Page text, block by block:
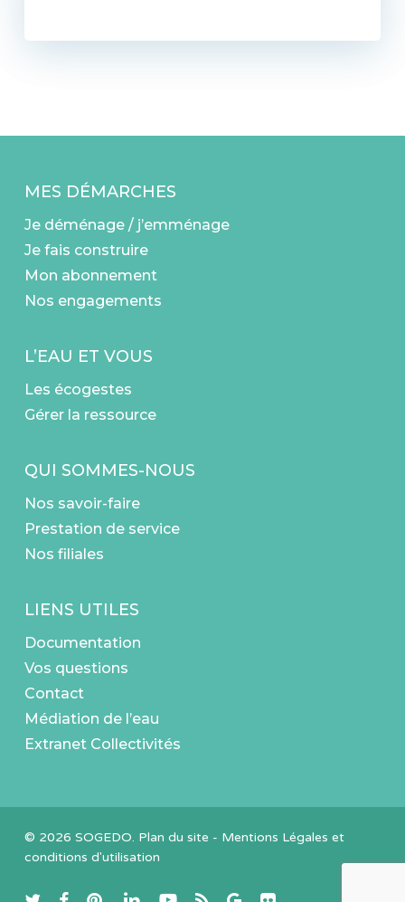
MES DÉMARCHES
Je déménage / j’emménage
Je fais construire
Mon abonnement
Nos engagements
L’EAU ET VOUS
Les écogestes
Gérer la ressource
QUI SOMMES-NOUS
Nos savoir-faire
Prestation de service
Nos filiales
LIENS UTILES
Documentation
Vos questions
Contact
Médiation de l’eau
Extranet Collectivités
© 2026 SOGEDO. Plan du site - Mentions Légales et
conditions d'utilisation
twitterfacebookpinterestlinkedinyoutube
RSS google-
flickr